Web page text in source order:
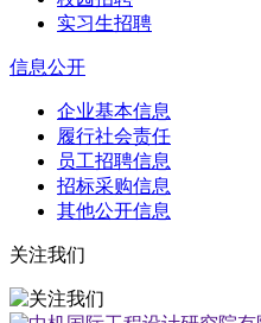
实习生招聘
信息公开
企业基本信息
履行社会责任
员工招聘信息
招标采购信息
其他公开信息
关注我们